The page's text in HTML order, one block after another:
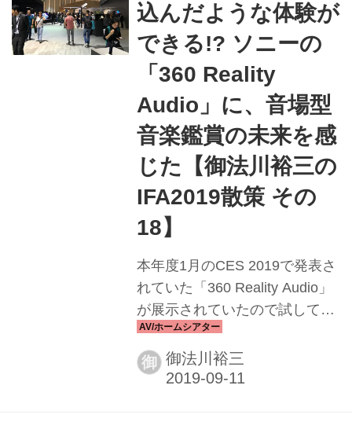
とだが、これら未来に向けての
チャレンジングなアイデアをプ
レゼンするのも大事なこ...
込んだような体験が
できる!? ソニーの
「360 Reality
Audio」に、音場型
音楽鑑賞の未来を感
じた【御法川裕三の
IFA2019散策 その
18】
本年度1月のCES 2019で発表さ
れていた「360 Reality Audio」
が展示されていたので試してみ
た。オブジェクトベースで制作
された360度全天球型音場とい
う新提案で、既存のサラウンド
御 御法川裕三